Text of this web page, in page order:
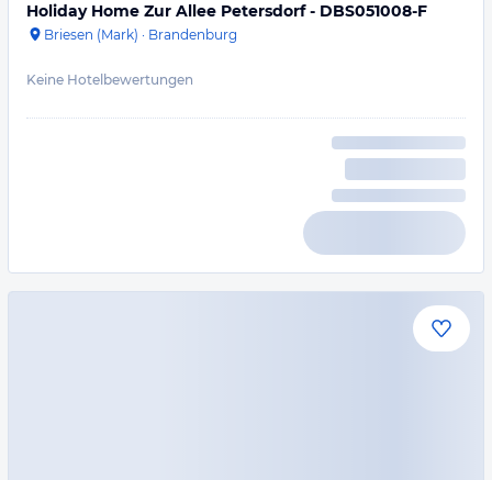
Holiday Home Zur Allee Petersdorf - DBS051008-F
Briesen (Mark) · Brandenburg
Keine Hotelbewertungen